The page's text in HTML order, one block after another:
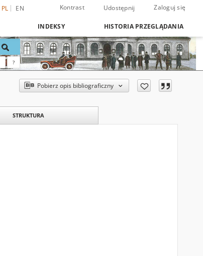
PL EN Kontrast Udostępnij Zaloguj się
INDEKSY HISTORIA PRZEGLĄDANIA
?
Pobierz opis bibliograficzny
STRUKTURA